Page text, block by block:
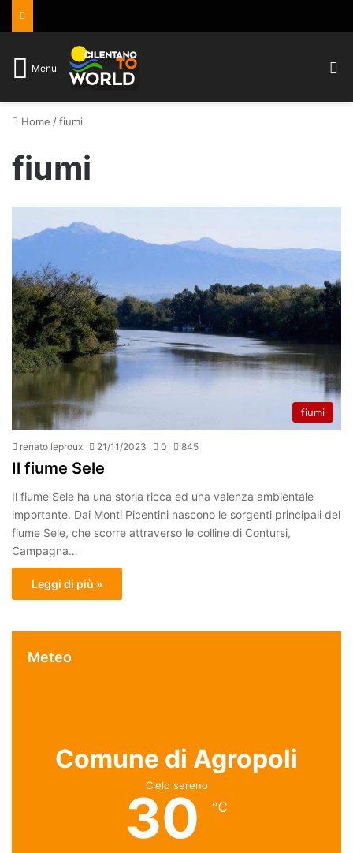
Menu
Home /fiumi
fiumi
fiumi
renato leproux 21/11/2023 0 845
Il fiume Sele
Il fiume Sele ha una storia ricca ed una valenza ambientale
importante. Dai Monti Picentini nascono le sorgenti principali del
fiume Sele, che scorre attraverso le colline di Contursi,
Campagna…
Leggi di più »
Meteo
Comune di Agropoli
Cielo sereno
30 ℃